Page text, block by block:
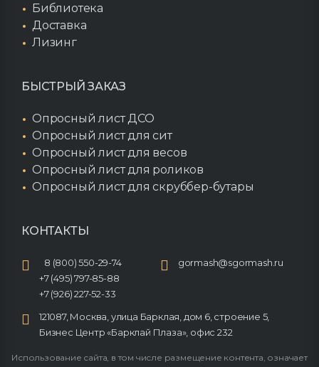
Библиотека
Доставка
Лизинг
БЫСТРЫЙ ЗАКАЗ
Опросный лист ДСО
Опросный лист для сит
Опросный лист для весов
Опросный лист для роликов
Опросный лист для скруббер-бутары
КОНТАКТЫ
8 (800) 550-29-74
+7 (495) 797-85-88
+7 (926) 227-52-33
gormash@sgormash.ru
121087, Москва, улица Барклая, дом 6, строение 5,
Бизнес Центр «Барклай Плаза», офис 232
Использование сайта, в том числе размещение контента, означает